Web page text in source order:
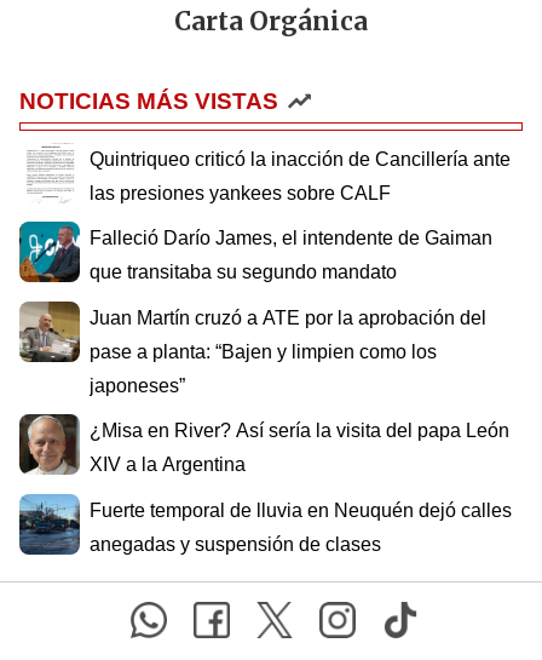
Carta Orgánica
NOTICIAS MÁS VISTAS
Quintriqueo criticó la inacción de Cancillería ante
las presiones yankees sobre CALF
Falleció Darío James, el intendente de Gaiman
que transitaba su segundo mandato
Juan Martín cruzó a ATE por la aprobación del
pase a planta: “Bajen y limpien como los
japoneses”
¿Misa en River? Así sería la visita del papa León
XIV a la Argentina
Fuerte temporal de lluvia en Neuquén dejó calles
anegadas y suspensión de clases